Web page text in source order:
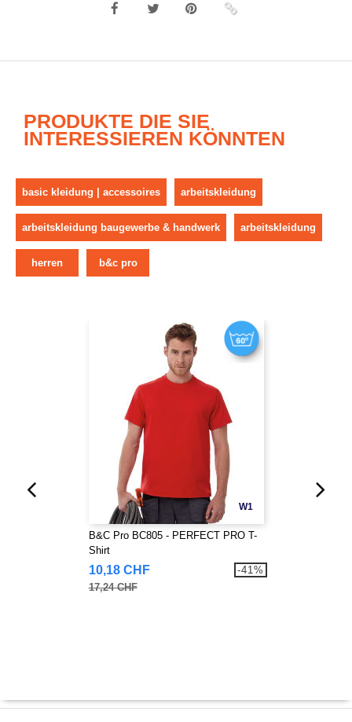
PRODUKTE DIE SIE
INTERESSIEREN KÖNNTEN
basic kleidung | accessoires arbeitskleidung
arbeitskleidung baugewerbe & handwerk arbeitskleidung
herren b&c pro
W1
B&C Pro BC805 - PERFECT PRO T-
Shirt
10,18 CHF
17,24 CHF
-41%